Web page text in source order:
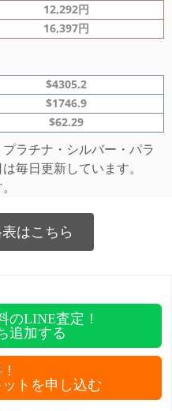
12,292円
16,397円
$4305.2
$1746.9
$62.29
ラチナ・シルバー・パラ
毎日更新しています。
はこちら
のLINE査定！
追加する
トを申し込む